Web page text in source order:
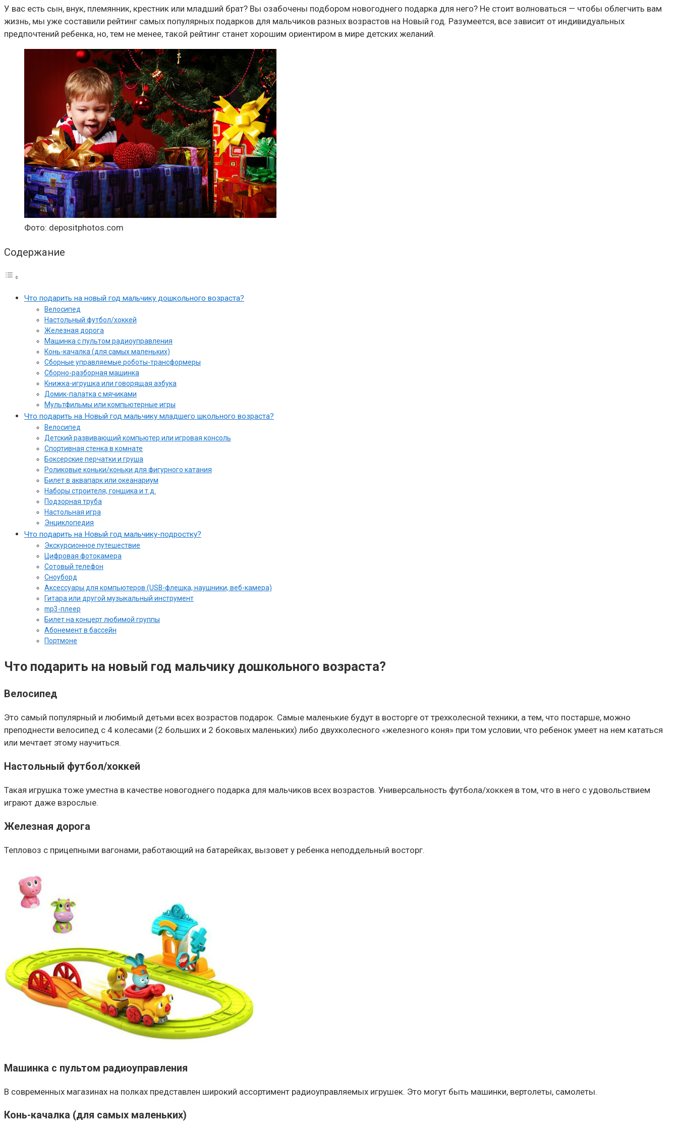
У вас есть сын, внук, племянник, крестник или младший брат? Вы озабочены подбором новогоднего подарка для него? Не стоит волноваться — чтобы облегчить вам
жизнь, мы уже составили рейтинг самых популярных подарков для мальчиков разных возрастов на Новый год. Разумеется, все зависит от индивидуальных
предпочтений ребенка, но, тем не менее, такой рейтинг станет хорошим ориентиром в мире детских желаний.
Фото: depositphotos.com
Содержание
Что подарить на новый год мальчику дошкольного возраста?
Велосипед
Настольный футбол/хоккей
Железная дорога
Машинка с пультом радиоуправления
Конь-качалка (для самых маленьких)
Сборные управляемые роботы-трансформеры
Сборно-разборная машинка
Книжка-игрушка или говорящая азбука
Домик-палатка с мячиками
Мультфильмы или компьютерные игры
Что подарить на Новый год мальчику младшего школьного возраста?
Велосипед
Детский развивающий компьютер или игровая консоль
Спортивная стенка в комнате
Боксерские перчатки и груша
Роликовые коньки/коньки для фигурного катания
Билет в аквапарк или океанариум
Наборы строителя, гонщика и т.д.
Подзорная труба
Настольная игра
Энциклопедия
Что подарить на Новый год мальчику-подростку?
Экскурсионное путешествие
Цифровая фотокамера
Сотовый телефон
Сноуборд
Аксессуары для компьютеров (USB-флешка, наушники, веб-камера)
Гитара или другой музыкальный инструмент
mp3-плеер
Билет на концерт любимой группы
Абонемент в бассейн
Портмоне
Что подарить на новый год мальчику дошкольного возраста?
Велосипед
Это самый популярный и любимый детьми всех возрастов подарок. Самые маленькие будут в восторге от трехколесной техники, а тем, что постарше, можно
преподнести велосипед с 4 колесами (2 больших и 2 боковых маленьких) либо двухколесного «железного коня» при том условии, что ребенок умеет на нем кататься
или мечтает этому научиться.
Настольный футбол/хоккей
Такая игрушка тоже уместна в качестве новогоднего подарка для мальчиков всех возрастов. Универсальность футбола/хоккея в том, что в него с удовольствием
играют даже взрослые.
Железная дорога
Тепловоз с прицепными вагонами, работающий на батарейках, вызовет у ребенка неподдельный восторг.
Машинка с пультом радиоуправления
В современных магазинах на полках представлен широкий ассортимент радиоуправляемых игрушек. Это могут быть машинки, вертолеты, самолеты.
Конь-качалка (для самых маленьких)